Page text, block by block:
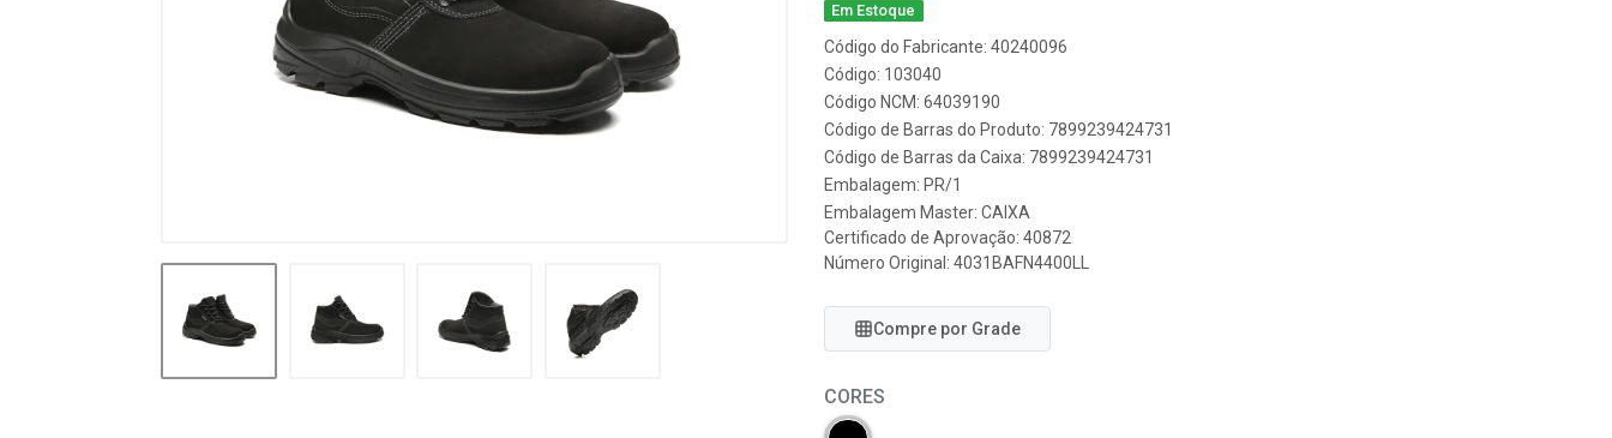
Em Estoque
Código do Fabricante: 40240096
Código: 103040
Código NCM: 64039190
Código de Barras do Produto: 7899239424731
Código de Barras da Caixa: 7899239424731
Embalagem: PR/1
Embalagem Master: CAIXA
Certificado de Aprovação: 40872
Número Original: 4031BAFN4400LL
Compre por Grade
CORES